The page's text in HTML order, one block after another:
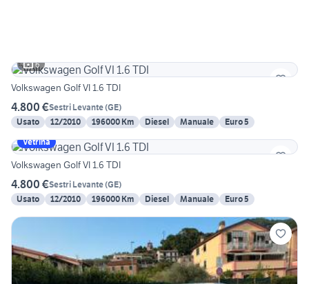
6
Volkswagen Golf VI 1.6 TDI
4.800 €Sestri Levante(GE)
Usato
12/2010 196000 Km Diesel Manuale
Euro 5
Vetrina
Volkswagen Golf VI 1.6 TDI
4.800 €Sestri Levante(GE)
Usato
12/2010 196000 Km Diesel Manuale Euro 5